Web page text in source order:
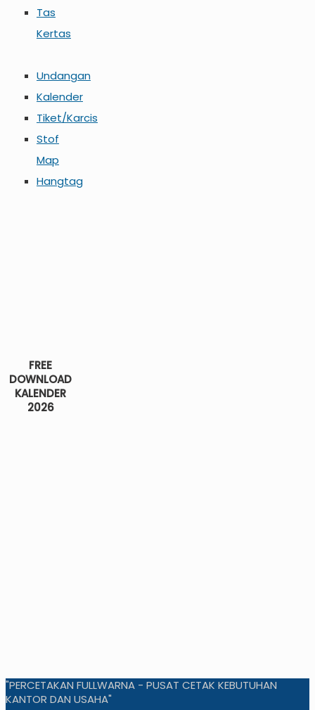
Tas
Kertas
Undangan
Kalender
Tiket/Karcis
Stof
Map
Hangtag
FREE
DOWNLOAD
KALENDER
2026
"PERCETAKAN FULLWARNA - PUSAT CETAK KEBUTUHAN
KANTOR DAN USAHA"